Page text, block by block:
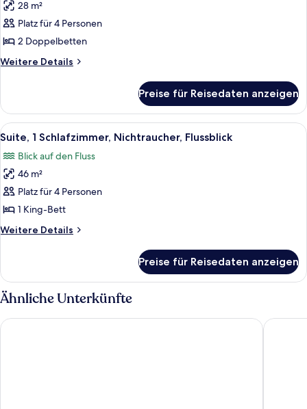
Doppelzimmer,
2 Doppelbetten,
Nichtraucher,
Stadtblick
28 m²
Platz für 4 Personen
2 Doppelbetten
Weitere Details
Weitere
Doppelzimmer,
2 Doppelbetten,
Nichtraucher,
Preise für Reisedaten anzeigen
Alle
Fotos
für
Suite,
1
Schlafzimmer,
Nichtraucher,
Flussblick
Ein modernes Hotelzimmer mit
5
Suite, 1 Schlafzimmer, Nichtraucher, Flussblick
Blick auf den Fluss
46 m²
Platz für 4 Personen
1 King-Bett
Weitere Details
Weitere
1
Schlafzimmer,
Nichtraucher,
Preise für Reisedaten anzeigen
Ähnliche Unterkünfte
Sandman Signature Edmonton Downtown Hotel JW